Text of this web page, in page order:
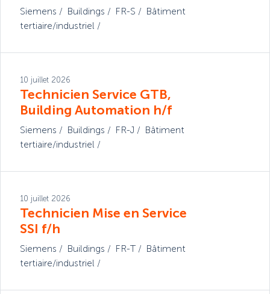
Siemens Buildings FR-S
Bâtiment
tertiaire/industriel
10 juillet 2026
Technicien Service GTB,
Building Automation h/f
Siemens Buildings FR-J
Bâtiment
tertiaire/industriel
10 juillet 2026
Technicien Mise en Service
SSI f/h
Siemens Buildings FR-T
Bâtiment
tertiaire/industriel